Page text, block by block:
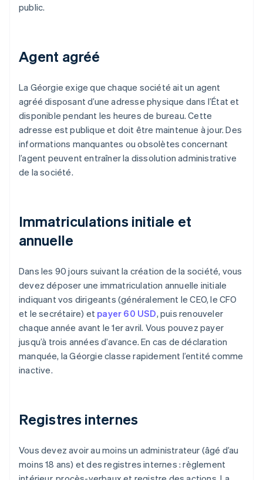
public.
Agent agréé
La Géorgie exige que chaque société ait un agent
agréé disposant d’une adresse physique dans l’État et
disponible pendant les heures de bureau. Cette
adresse est publique et doit être maintenue à jour. Des
informations manquantes ou obsolètes concernant
l’agent peuvent entraîner la dissolution administrative
de la société.
Immatriculations initiale et
annuelle
Dans les 90 jours suivant la création de la société, vous
devez déposer une immatriculation annuelle initiale
indiquant vos dirigeants (généralement le CEO, le CFO
et le secrétaire) et payer 60 USD, puis renouveler
chaque année avant le 1er avril. Vous pouvez payer
jusqu’à trois années d’avance. En cas de déclaration
manquée, la Géorgie classe rapidement l’entité comme
inactive.
Registres internes
Vous devez avoir au moins un administrateur (âgé d’au
moins 18 ans) et des registres internes : règlement